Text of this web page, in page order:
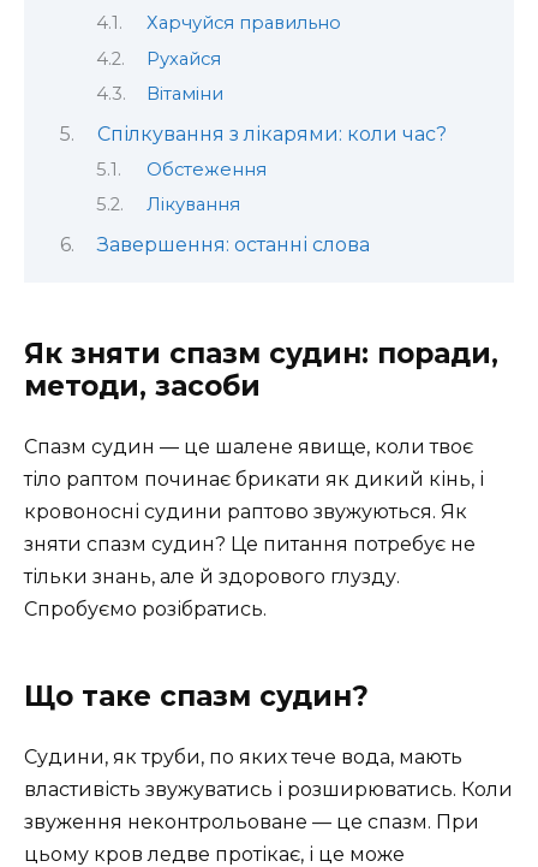
Харчуйся правильно
Рухайся
Вітаміни
Спілкування з лікарями: коли час?
Обстеження
Лікування
Завершення: останні слова
Як зняти спазм судин: поради,
методи, засоби
Спазм судин — це шалене явище, коли твоє
тіло раптом починає брикати як дикий кінь, і
кровоносні судини раптово звужуються. Як
зняти спазм судин? Це питання потребує не
тільки знань, але й здорового глузду.
Спробуємо розібратись.
Що таке спазм судин?
Судини, як труби, по яких тече вода, мають
властивість звужуватись і розширюватись. Коли
звуження неконтрольоване — це спазм. При
цьому кров ледве протікає, і це може